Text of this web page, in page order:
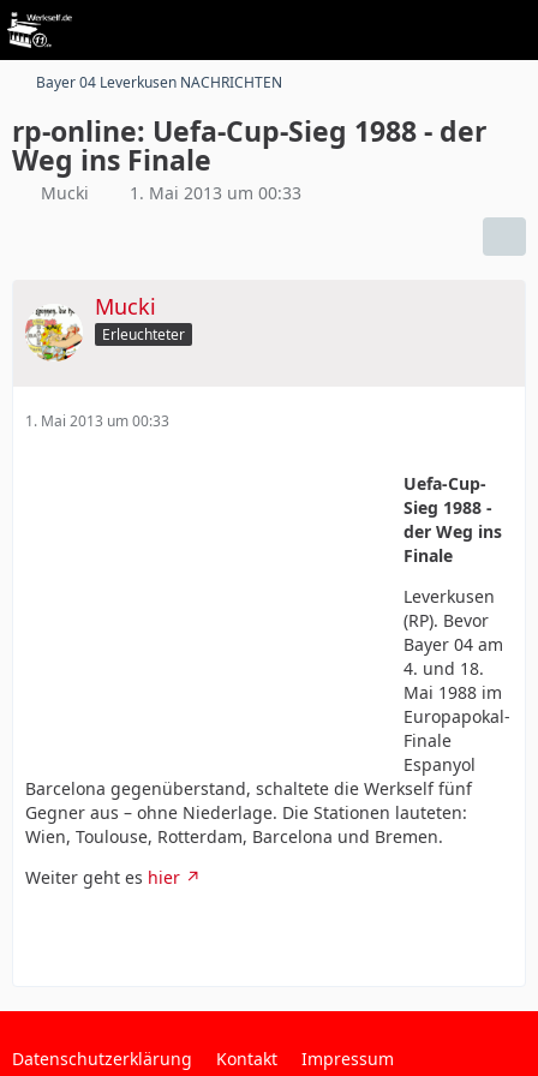
Bayer 04 Leverkusen NACHRICHTEN
rp-online: Uefa-Cup-Sieg 1988 - der
Weg ins Finale
Mucki 1. Mai 2013 um 00:33
Mucki
Erleuchteter
1. Mai 2013 um 00:33
Uefa-Cup-
Sieg 1988 -
der Weg ins
Finale
Leverkusen
(RP). Bevor
Bayer 04 am
4. und 18.
Mai 1988 im
Europapokal-
Finale
Espanyol
Barcelona gegenüberstand, schaltete die Werkself fünf
Gegner aus – ohne Niederlage. Die Stationen lauteten:
Wien, Toulouse, Rotterdam, Barcelona und Bremen.
Weiter geht es hier
Datenschutzerklärung Kontakt Impressum